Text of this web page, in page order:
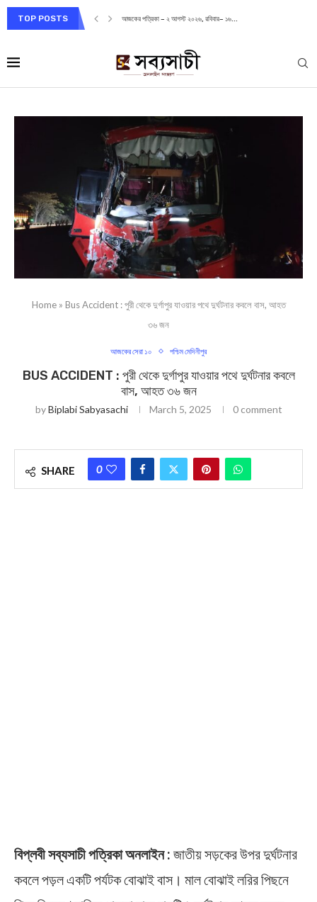
TOP POSTS আজকের পত্রিকা – ২ আগস্ট ২০২৬, রবিবার– ১৬...
Home» Bus Accident : পুরী থেকে দুর্গাপুর যাওয়ার পথে দুর্ঘটনার কবলে বাস, আহত
৩৬ জন
আজকের সেরা ১০ পশ্চিম মেদিনীপুর
BUS ACCIDENT : পুরী থেকে দুর্গাপুর যাওয়ার পথে দুর্ঘটনার কবলে
বাস, আহত ৩৬ জন
byBiplabi Sabyasachi March 5, 2025 0 comment
SHARE 0
বিপ্লবী সব্যসাচী পত্রিকা অনলাইন : জাতীয় সড়কের উপর দুর্ঘটনার
কবলে পড়ল একটি পর্যটক বোঝাই বাস। মাল বোঝাই লরির পিছনে